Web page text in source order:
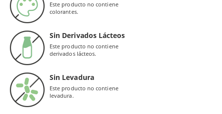
Este producto no contiene
colorantes.
Sin Derivados Lácteos
Este producto no contiene
derivados lácteos.
Sin Levadura
Este producto no contiene
levadura.